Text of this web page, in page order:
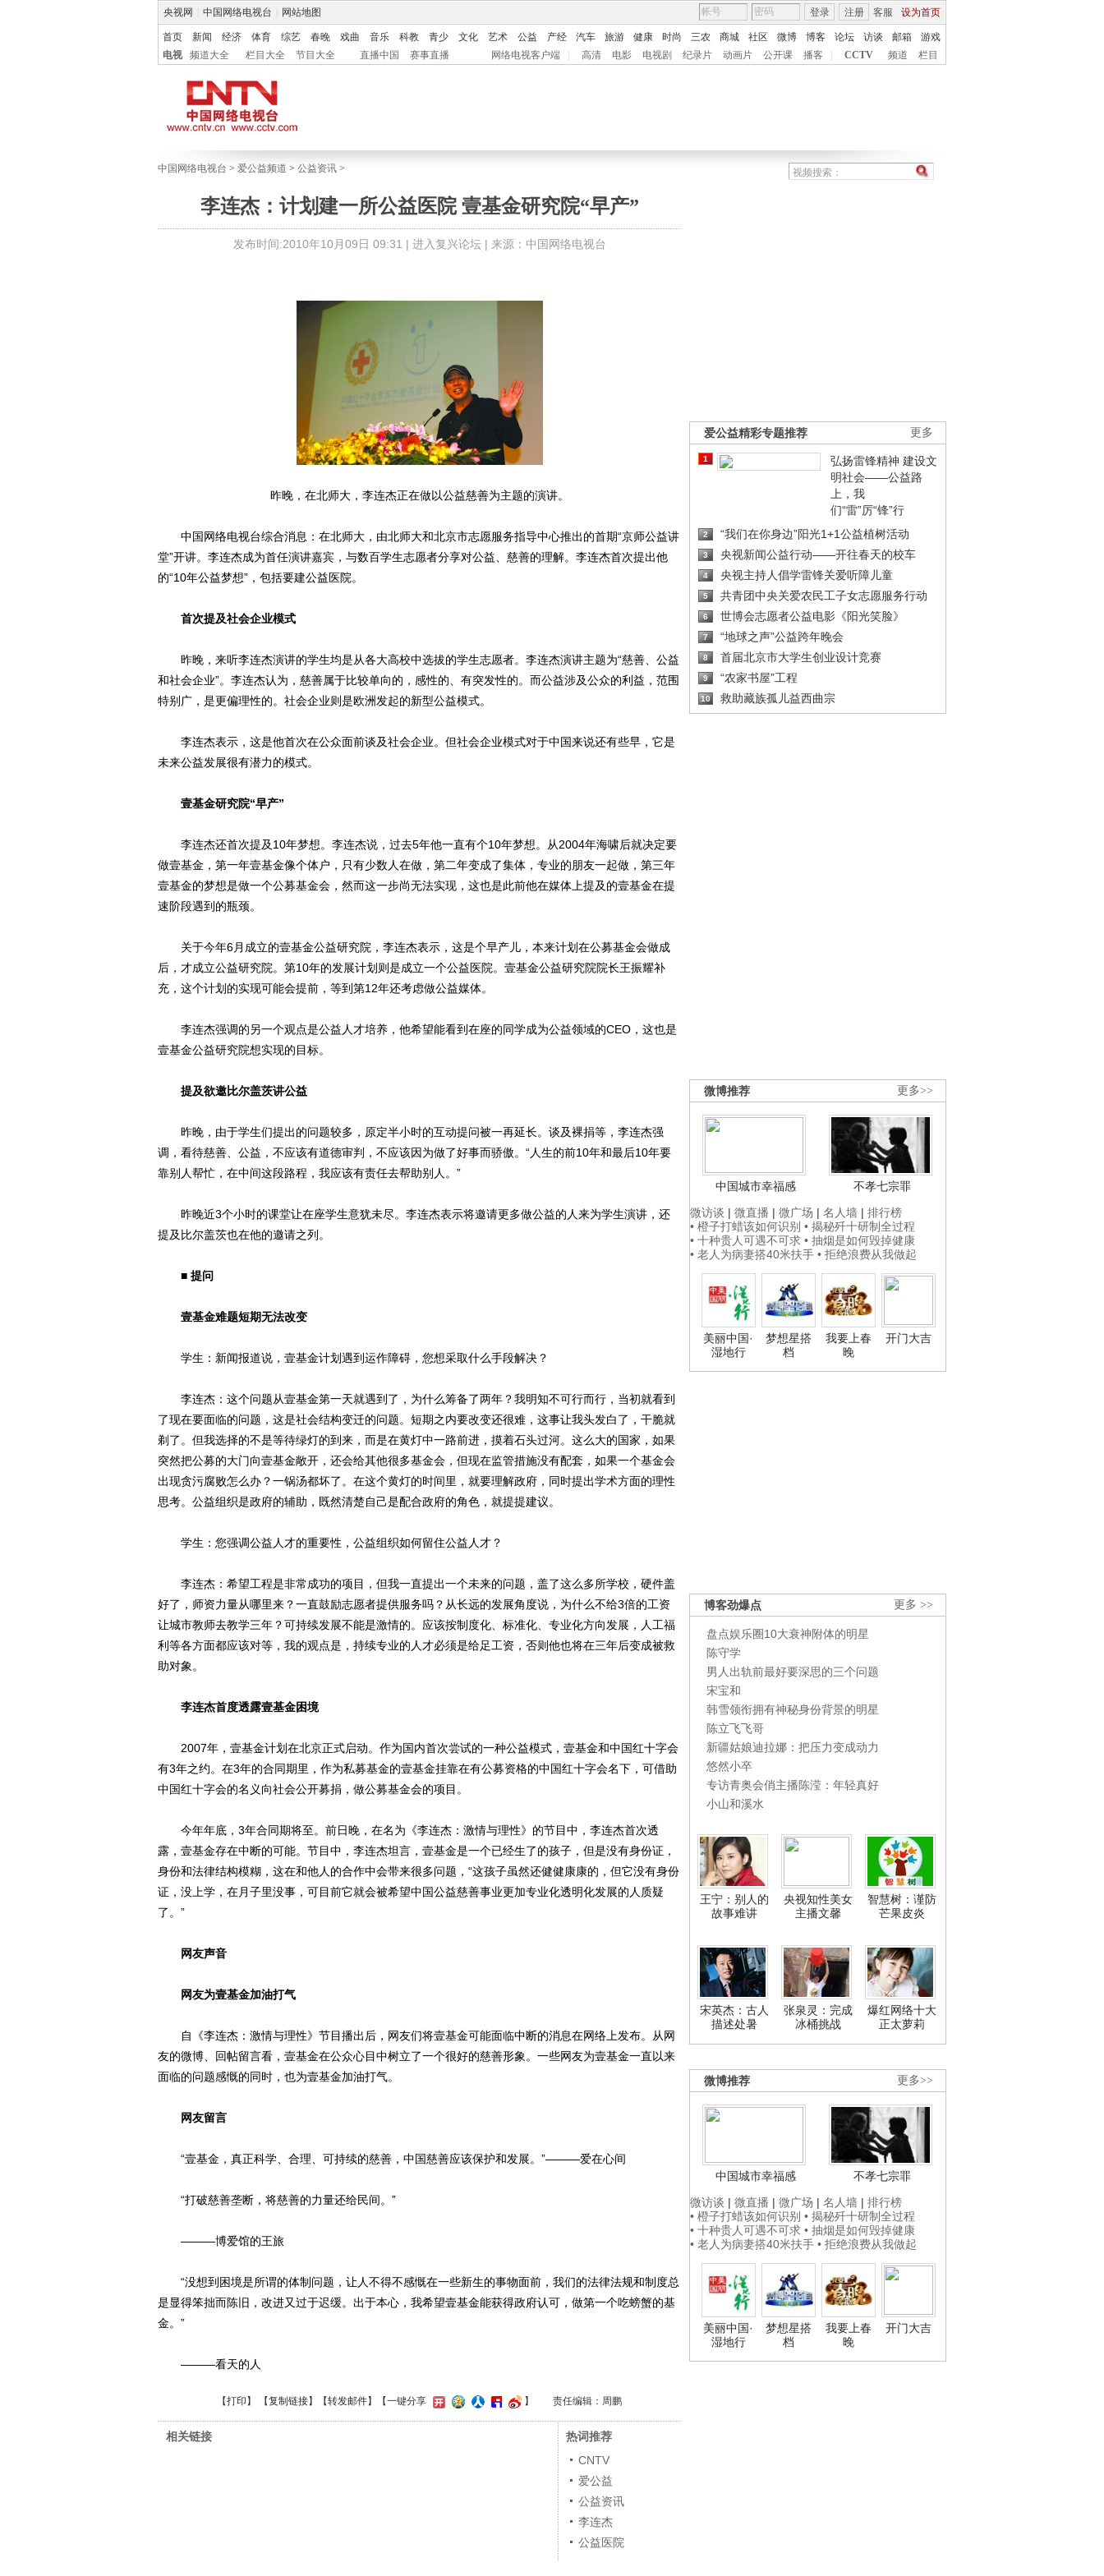
央视网 中国网络电视台 网站地图 客服 设为首页
登录 注册
首页 新闻 经济 体育 综艺 春晚 戏曲 音乐 科教 青少 文化 艺术 公益 产经 汽车 旅游 健康 时尚 三农 商城 社区 微博 博客 论坛 访谈 邮箱
游戏
电视
频道大全 栏目大全 节目大全 直播中国 赛事直播 网络电视客户端 高清 电影 电视剧 纪录片 动画片 公开课 播客 CCTV 频道 栏目
中国网络电视台 > 爱公益频道 > 公益资讯 >
李连杰：计划建一所公益医院 壹基金研究院“早产”
发布时间:2010年10月09日 09:31 | 进入复兴论坛| 来源：中国网络电视台
更多
爱公益精彩专题推荐
1
弘扬雷锋精神 建设文
明社会——公益路
上，我
们“雷”厉“锋”行
2 “我们在你身边”阳光1+1公益植树活动
3 央视新闻公益行动——开往春天的校车
4 央视主持人倡学雷锋关爱听障儿童
5 共青团中央关爱农民工子女志愿服务行动
6 世博会志愿者公益电影《阳光笑脸》
7 “地球之声”公益跨年晚会
8 首届北京市大学生创业设计竞赛
9 “农家书屋”工程
10 救助藏族孤儿益西曲宗
更多>>
微博推荐
中国城市幸福感
不孝七宗罪
微访谈 | 微直播 | 微广场 | 名人墙 | 排行榜
• 橙子打蜡该如何识别 • 揭秘歼十研制全过程
• 十种贵人可遇不可求 • 抽烟是如何毁掉健康
• 老人为病妻搭40米扶手 • 拒绝浪费从我做起
美丽中国·
湿地行
梦想星搭
档
我要上春
晚
开门大吉
更多 >>
博客劲爆点
盘点娱乐圈10大衰神附体的明星
陈守学
男人出轨前最好要深思的三个问题
宋宝和
韩雪领衔拥有神秘身份背景的明星
陈立飞飞哥
新疆姑娘迪拉娜：把压力变成动力
悠然小卒
专访青奥会俏主播陈滢：年轻真好
小山和溪水
王宁：别人的
故事难讲
央视知性美女
主播文馨
智慧树：谨防
芒果皮炎
宋英杰：古人
描述处暑
张泉灵：完成
冰桶挑战
爆红网络十大
正太萝莉
更多>>
微博推荐
中国城市幸福感
不孝七宗罪
微访谈 | 微直播 | 微广场 | 名人墙 | 排行榜
• 橙子打蜡该如何识别 • 揭秘歼十研制全过程
• 十种贵人可遇不可求 • 抽烟是如何毁掉健康
• 老人为病妻搭40米扶手 • 拒绝浪费从我做起
美丽中国·
湿地行
梦想星搭
档
我要上春
晚
开门大吉
昨晚，在北师大，李连杰正在做以公益慈善为主题的演讲。
中国网络电视台综合消息：在北师大，由北师大和北京市志愿服务指导中心推出的首期“京师公益讲
堂”开讲。李连杰成为首任演讲嘉宾，与数百学生志愿者分享对公益、慈善的理解。李连杰首次提出他
的“10年公益梦想”，包括要建公益医院。
首次提及社会企业模式
昨晚，来听李连杰演讲的学生均是从各大高校中选拔的学生志愿者。李连杰演讲主题为“慈善、公益
和社会企业”。李连杰认为，慈善属于比较单向的，感性的、有突发性的。而公益涉及公众的利益，范围
特别广，是更偏理性的。社会企业则是欧洲发起的新型公益模式。
李连杰表示，这是他首次在公众面前谈及社会企业。但社会企业模式对于中国来说还有些早，它是
未来公益发展很有潜力的模式。
壹基金研究院“早产”
李连杰还首次提及10年梦想。李连杰说，过去5年他一直有个10年梦想。从2004年海啸后就决定要
做壹基金，第一年壹基金像个体户，只有少数人在做，第二年变成了集体，专业的朋友一起做，第三年
壹基金的梦想是做一个公募基金会，然而这一步尚无法实现，这也是此前他在媒体上提及的壹基金在提
速阶段遇到的瓶颈。
关于今年6月成立的壹基金公益研究院，李连杰表示，这是个早产儿，本来计划在公募基金会做成
后，才成立公益研究院。第10年的发展计划则是成立一个公益医院。壹基金公益研究院院长王振耀补
充，这个计划的实现可能会提前，等到第12年还考虑做公益媒体。
李连杰强调的另一个观点是公益人才培养，他希望能看到在座的同学成为公益领域的CEO，这也是
壹基金公益研究院想实现的目标。
提及欲邀比尔盖茨讲公益
昨晚，由于学生们提出的问题较多，原定半小时的互动提问被一再延长。谈及裸捐等，李连杰强
调，看待慈善、公益，不应该有道德审判，不应该因为做了好事而骄傲。“人生的前10年和最后10年要
靠别人帮忙，在中间这段路程，我应该有责任去帮助别人。”
昨晚近3个小时的课堂让在座学生意犹未尽。李连杰表示将邀请更多做公益的人来为学生演讲，还
提及比尔盖茨也在他的邀请之列。
■ 提问
壹基金难题短期无法改变
学生：新闻报道说，壹基金计划遇到运作障碍，您想采取什么手段解决？
李连杰：这个问题从壹基金第一天就遇到了，为什么筹备了两年？我明知不可行而行，当初就看到
了现在要面临的问题，这是社会结构变迁的问题。短期之内要改变还很难，这事让我头发白了，干脆就
剃了。但我选择的不是等待绿灯的到来，而是在黄灯中一路前进，摸着石头过河。这么大的国家，如果
突然把公募的大门向壹基金敞开，还会给其他很多基金会，但现在监管措施没有配套，如果一个基金会
出现贪污腐败怎么办？一锅汤都坏了。在这个黄灯的时间里，就要理解政府，同时提出学术方面的理性
思考。公益组织是政府的辅助，既然清楚自己是配合政府的角色，就提提建议。
学生：您强调公益人才的重要性，公益组织如何留住公益人才？
李连杰：希望工程是非常成功的项目，但我一直提出一个未来的问题，盖了这么多所学校，硬件盖
好了，师资力量从哪里来？一直鼓励志愿者提供服务吗？从长远的发展角度说，为什么不给3倍的工资
让城市教师去教学三年？可持续发展不能是激情的。应该按制度化、标准化、专业化方向发展，人工福
利等各方面都应该对等，我的观点是，持续专业的人才必须是给足工资，否则他也将在三年后变成被救
助对象。
李连杰首度透露壹基金困境
2007年，壹基金计划在北京正式启动。作为国内首次尝试的一种公益模式，壹基金和中国红十字会
有3年之约。在3年的合同期里，作为私募基金的壹基金挂靠在有公募资格的中国红十字会名下，可借助
中国红十字会的名义向社会公开募捐，做公募基金会的项目。
今年年底，3年合同期将至。前日晚，在名为《李连杰：激情与理性》的节目中，李连杰首次透
露，壹基金存在中断的可能。节目中，李连杰坦言，壹基金是一个已经生了的孩子，但是没有身份证，
身份和法律结构模糊，这在和他人的合作中会带来很多问题，“这孩子虽然还健健康康的，但它没有身份
证，没上学，在月子里没事，可目前它就会被希望中国公益慈善事业更加专业化透明化发展的人质疑
了。”
网友声音
网友为壹基金加油打气
自《李连杰：激情与理性》节目播出后，网友们将壹基金可能面临中断的消息在网络上发布。从网
友的微博、回帖留言看，壹基金在公众心目中树立了一个很好的慈善形象。一些网友为壹基金一直以来
面临的问题感慨的同时，也为壹基金加油打气。
网友留言
“壹基金，真正科学、合理、可持续的慈善，中国慈善应该保护和发展。”———爱在心间
“打破慈善垄断，将慈善的力量还给民间。”
———博爱馆的王旅
“没想到困境是所谓的体制问题，让人不得不感慨在一些新生的事物面前，我们的法律法规和制度总
是显得笨拙而陈旧，改进又过于迟缓。出于本心，我希望壹基金能获得政府认可，做第一个吃螃蟹的基
金。”
———看天的人
【打印 】 【复制链接】【转发邮件】 【一键分享 】 责任编辑：周鹏
相关链接
热词推荐
CNTV
爱公益
公益资讯
李连杰
公益医院